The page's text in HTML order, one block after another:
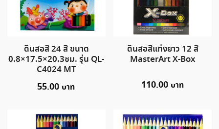
ดินสอสี 24 สี ขนาด
0.8×17.5×20.3ซม. รุ่น QL-
C4024 MT
55.00
ดินสอสีแท่งยาว 12 สี
MasterArt X-Box
110.00